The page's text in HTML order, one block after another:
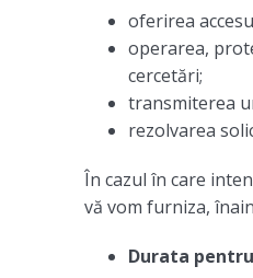
oferirea
operarea,
cercetări;
transmiterea
rezolvarea
În cazul în care
vă vom furniza,
Durata